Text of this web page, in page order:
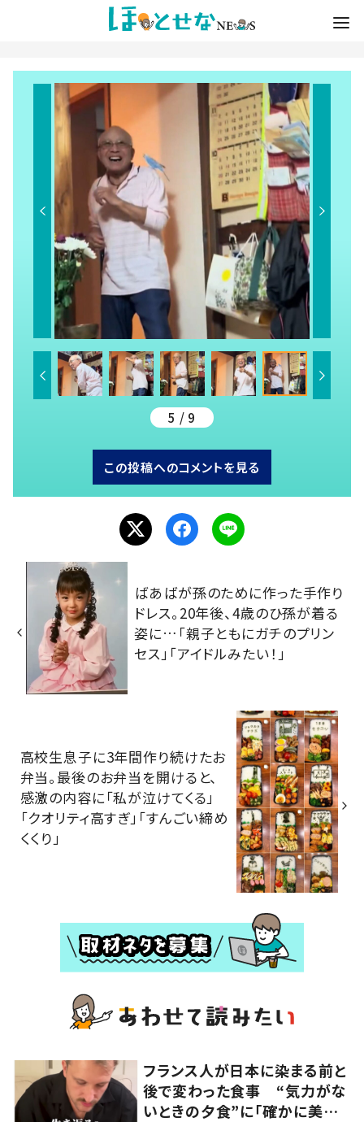
5 / 9
この投稿へのコメントを見る
ばあばが孫のために作った手作り
ドレス。20年後、4歳のひ孫が着る
姿に…「親子ともにガチのプリン
セス」「アイドルみたい！」
高校生息子に3年間作り続けたお
弁当。最後のお弁当を開けると、
感激の内容に「私が泣けてくる」
「クオリティ高すぎ」「すんごい締め
くくり」
フランス人が日本に染まる前と
後で変わった食事 “気力がな
いときの夕食”に「確かに美味